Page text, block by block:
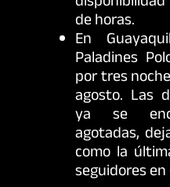
de horas.
En
Paladines
por tres
agosto. Las
ya se
agotadas,
como la
seguidores